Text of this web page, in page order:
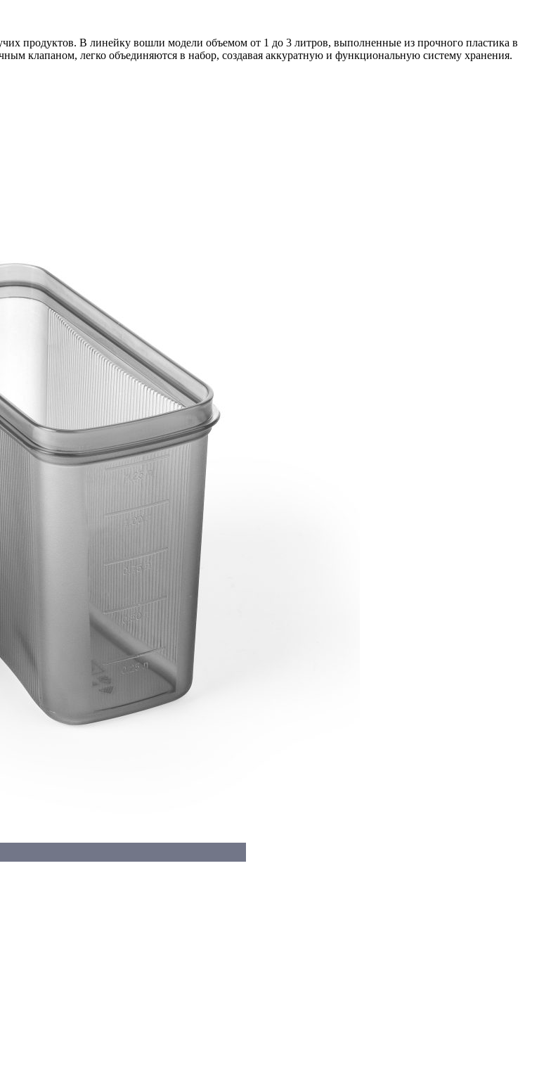
продуктов. В линейку вошли модели объемом от 1 до 3 литров, выполненные из прочного пластика в
клапаном, легко объединяются в набор, создавая аккуратную и функциональную систему хранения.